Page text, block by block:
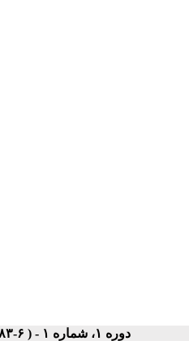
دوره ۱، شماره ۱ - ( ۶-۱۳۸۳ )